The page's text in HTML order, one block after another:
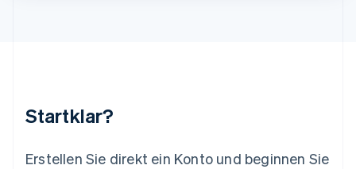
Startklar?
Erstellen Sie direkt ein Konto und beginnen Sie
Nederlands English
Norwegen
Österreich